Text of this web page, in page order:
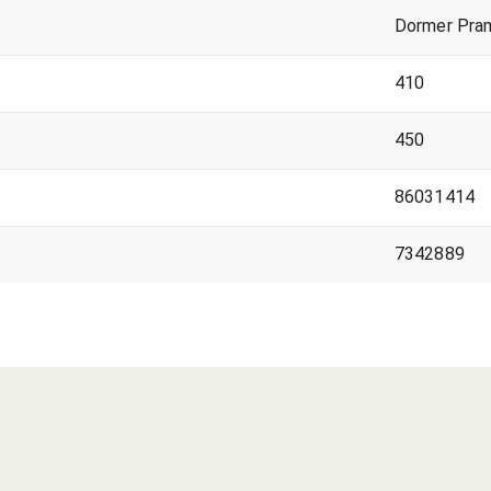
Dormer
410
450
86031414
7342889